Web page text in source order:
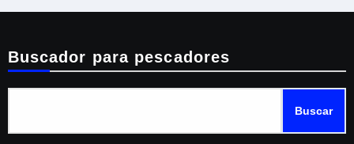
Buscador para pescadores
Buscar